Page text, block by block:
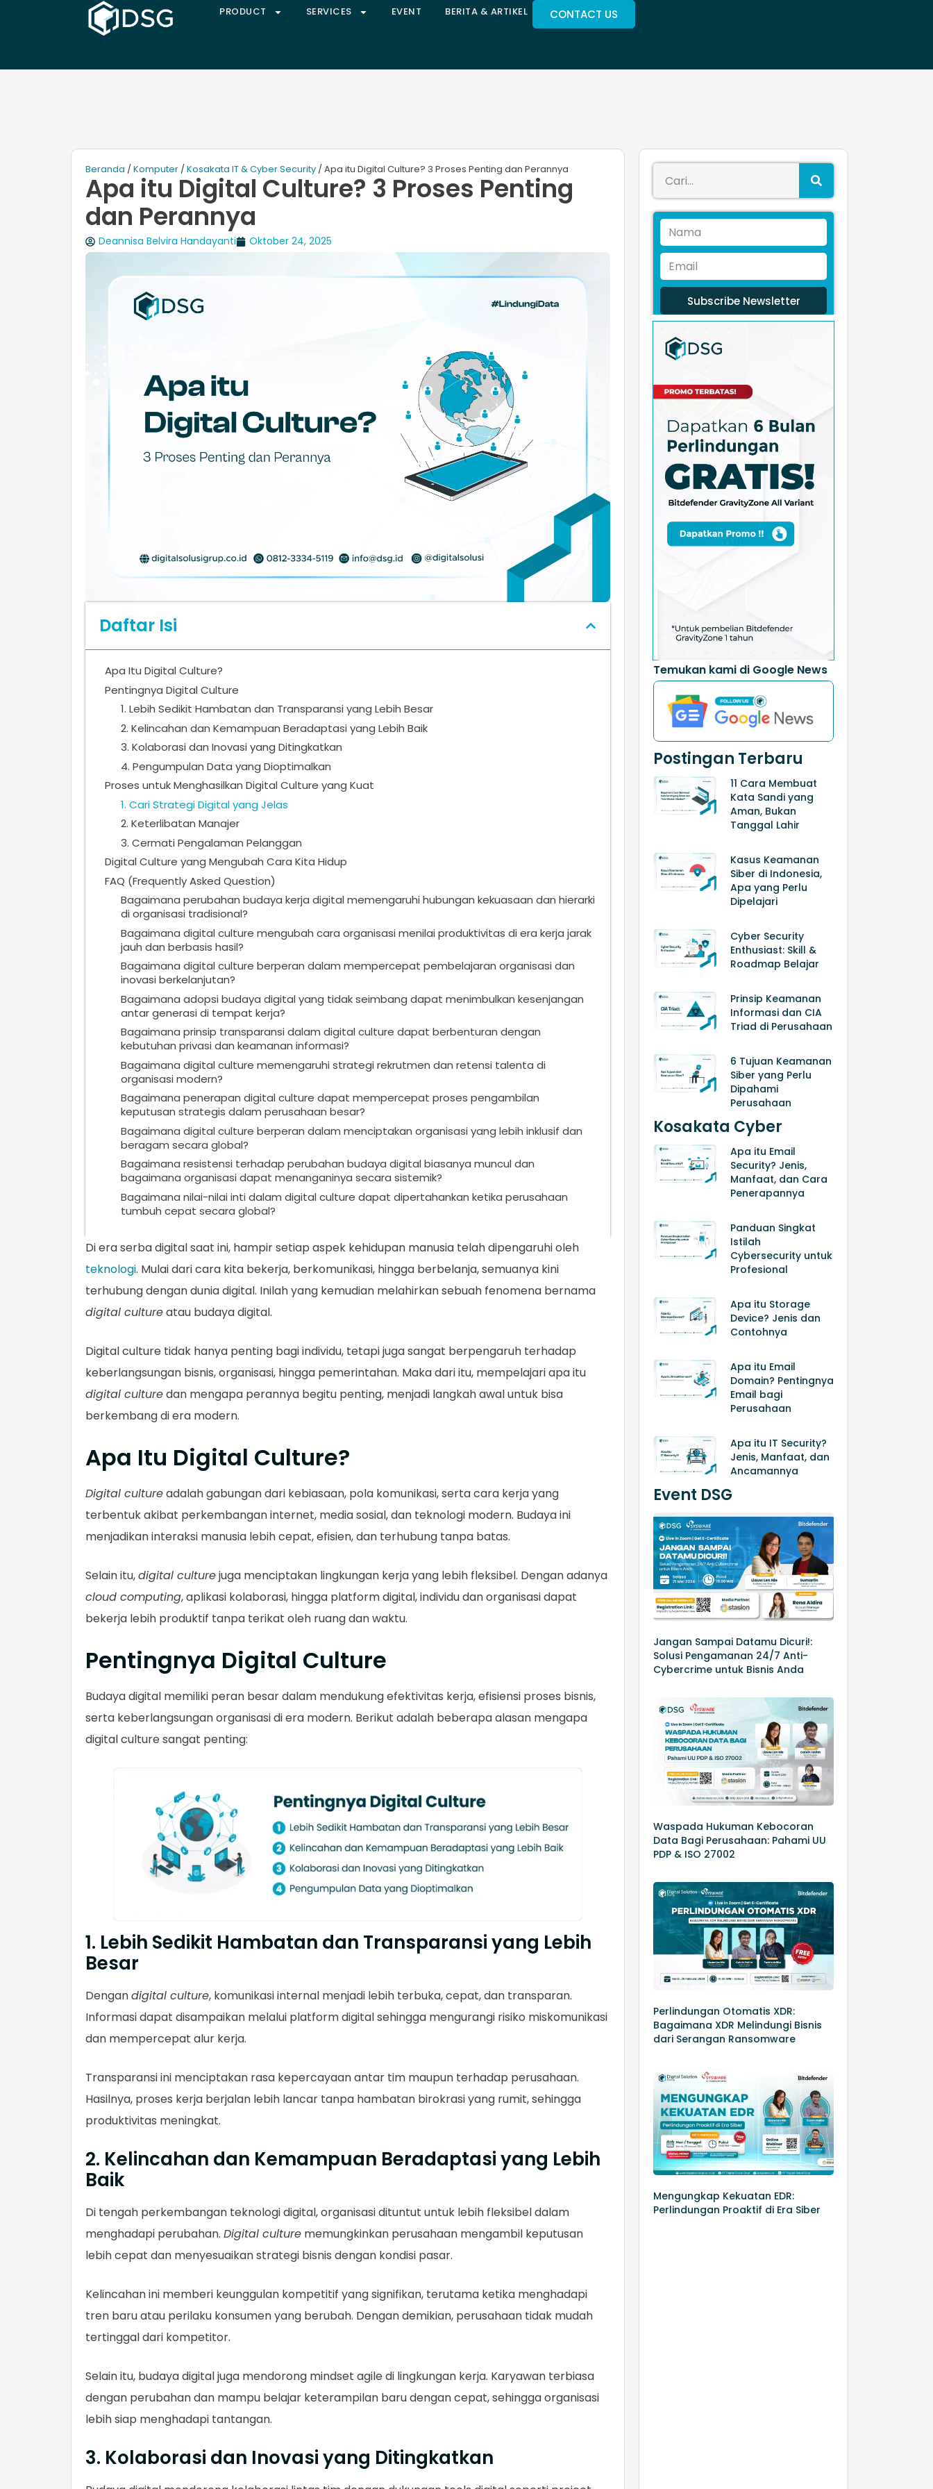
PRODUCT SERVICES EVENT BERITA & ARTIKEL CONTACT US
Beranda /Komputer /Kosakata IT & Cyber Security / Apa itu Digital Culture? 3 Proses Penting dan Perannya
Apa itu Digital Culture? 3 Proses Penting
dan Perannya
Deannisa Belvira Handayanti Oktober 24, 2025
Daftar Isi
Apa Itu Digital Culture?
Pentingnya Digital Culture
1. Lebih Sedikit Hambatan dan Transparansi yang Lebih Besar
2. Kelincahan dan Kemampuan Beradaptasi yang Lebih Baik
3. Kolaborasi dan Inovasi yang Ditingkatkan
4. Pengumpulan Data yang Dioptimalkan
Proses untuk Menghasilkan Digital Culture yang Kuat
1. Cari Strategi Digital yang Jelas
2. Keterlibatan Manajer
3. Cermati Pengalaman Pelanggan
Digital Culture yang Mengubah Cara Kita Hidup
FAQ (Frequently Asked Question)
Bagaimana perubahan budaya kerja digital memengaruhi hubungan kekuasaan dan hierarki
di organisasi tradisional?
Bagaimana digital culture mengubah cara organisasi menilai produktivitas di era kerja jarak
jauh dan berbasis hasil?
Bagaimana digital culture berperan dalam mempercepat pembelajaran organisasi dan
inovasi berkelanjutan?
Bagaimana adopsi budaya digital yang tidak seimbang dapat menimbulkan kesenjangan
antar generasi di tempat kerja?
Bagaimana prinsip transparansi dalam digital culture dapat berbenturan dengan
kebutuhan privasi dan keamanan informasi?
Bagaimana digital culture memengaruhi strategi rekrutmen dan retensi talenta di
organisasi modern?
Bagaimana penerapan digital culture dapat mempercepat proses pengambilan
keputusan strategis dalam perusahaan besar?
Bagaimana digital culture berperan dalam menciptakan organisasi yang lebih inklusif dan
beragam secara global?
Bagaimana resistensi terhadap perubahan budaya digital biasanya muncul dan
bagaimana organisasi dapat menanganinya secara sistemik?
Bagaimana nilai-nilai inti dalam digital culture dapat dipertahankan ketika perusahaan
tumbuh cepat secara global?
Di era serba digital saat ini, hampir setiap aspek kehidupan manusia telah dipengaruhi oleh
teknologi. Mulai dari cara kita bekerja, berkomunikasi, hingga berbelanja, semuanya kini
terhubung dengan dunia digital. Inilah yang kemudian melahirkan sebuah fenomena bernama
digital cultureatau budaya digital.
Digital culture tidak hanya penting bagi individu, tetapi juga sangat berpengaruh terhadap
keberlangsungan bisnis, organisasi, hingga pemerintahan. Maka dari itu, mempelajari apa itu
digital culturedan mengapa perannya begitu penting, menjadi langkah awal untuk bisa
berkembang di era modern.
Apa Itu Digital Culture?
Digital cultureadalah gabungan dari kebiasaan, pola komunikasi, serta cara kerja yang
terbentuk akibat perkembangan internet, media sosial, dan teknologi modern. Budaya ini
menjadikan interaksi manusia lebih cepat, efisien, dan terhubung tanpa batas.
Selain itu,digital culturejuga menciptakan lingkungan kerja yang lebih fleksibel. Dengan adanya
cloud computing, aplikasi kolaborasi, hingga platform digital, individu dan organisasi dapat
bekerja lebih produktif tanpa terikat oleh ruang dan waktu.
Pentingnya Digital Culture
Budaya digital memiliki peran besar dalam mendukung efektivitas kerja, efisiensi proses bisnis,
serta keberlangsungan organisasi di era modern. Berikut adalah beberapa alasan mengapa
digital culture sangat penting:
1. Lebih Sedikit Hambatan dan Transparansi yang Lebih
Besar
Dengandigital culture, komunikasi internal menjadi lebih terbuka, cepat, dan transparan.
Informasi dapat disampaikan melalui platform digital sehingga mengurangi risiko miskomunikasi
dan mempercepat alur kerja.
Transparansi ini menciptakan rasa kepercayaan antar tim maupun terhadap perusahaan.
Hasilnya, proses kerja berjalan lebih lancar tanpa hambatan birokrasi yang rumit, sehingga
produktivitas meningkat.
2. Kelincahan dan Kemampuan Beradaptasi yang Lebih
Baik
Di tengah perkembangan teknologi digital, organisasi dituntut untuk lebih fleksibel dalam
menghadapi perubahan. Digital culture memungkinkan perusahaan mengambil keputusan
lebih cepat dan menyesuaikan strategi bisnis dengan kondisi pasar.
Kelincahan ini memberi keunggulan kompetitif yang signifikan, terutama ketika menghadapi
tren baru atau perilaku konsumen yang berubah. Dengan demikian, perusahaan tidak mudah
tertinggal dari kompetitor.
Selain itu, budaya digital juga mendorong mindset agile di lingkungan kerja. Karyawan terbiasa
dengan perubahan dan mampu belajar keterampilan baru dengan cepat, sehingga organisasi
lebih siap menghadapi tantangan.
3. Kolaborasi dan Inovasi yang Ditingkatkan
Subscribe Newsletter
Temukan kami di Google News
Postingan Terbaru
11 Cara Membuat
Kata Sandi yang
Aman, Bukan
Tanggal Lahir
Kasus Keamanan
Siber di Indonesia,
Apa yang Perlu
Dipelajari
Cyber Security
Enthusiast: Skill &
Roadmap Belajar
Prinsip Keamanan
Informasi dan CIA
Triad di Perusahaan
6 Tujuan Keamanan
Siber yang Perlu
Dipahami
Perusahaan
Kosakata Cyber
Apa itu Email
Security? Jenis,
Manfaat, dan Cara
Penerapannya
Panduan Singkat
Istilah
Cybersecurity untuk
Profesional
Apa itu Storage
Device? Jenis dan
Contohnya
Apa itu Email
Domain? Pentingnya
Email bagi
Perusahaan
Apa itu IT Security?
Jenis, Manfaat, dan
Ancamannya
Event DSG
Jangan Sampai Datamu Dicuri!:
Solusi Pengamanan 24/7 Anti-
Cybercrime untuk Bisnis Anda
Waspada Hukuman Kebocoran
Data Bagi Perusahaan: Pahami UU
PDP & ISO 27002
Perlindungan Otomatis XDR:
Bagaimana XDR Melindungi Bisnis
dari Serangan Ransomware
Mengungkap Kekuatan EDR:
Perlindungan Proaktif di Era Siber